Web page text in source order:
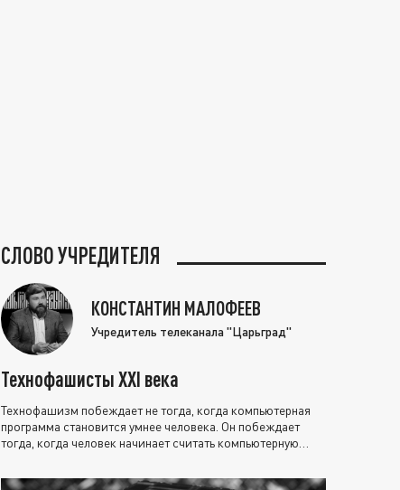
СЛОВО УЧРЕДИТЕЛЯ
КОНСТАНТИН МАЛОФЕЕВ
Учредитель телеканала "Царьград"
Технофашисты XXI века
Технофашизм побеждает не тогда, когда компьютерная
программа становится умнее человека. Он побеждает
тогда, когда человек начинает считать компьютерную